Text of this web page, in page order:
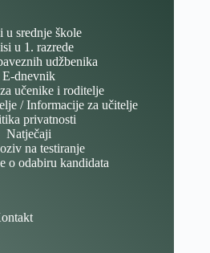
u srednje škole
u 1. razrede
udžbenika
E-dnevnik
učenike i roditelje
/ Informacije za učitelje
privatnosti
Natječaji
na testiranje
o odabiru kandidata